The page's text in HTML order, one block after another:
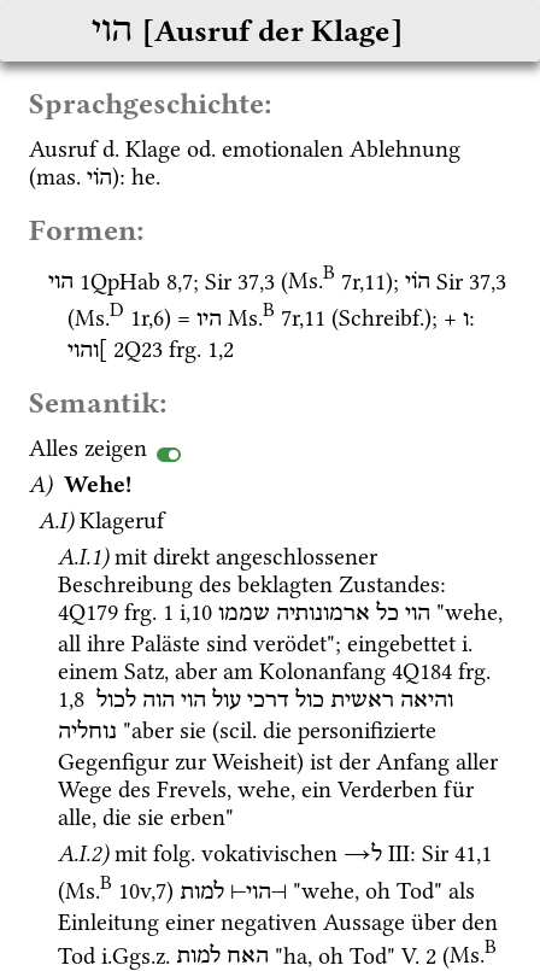
הוי [Ausruf der Klage]
Sprachgeschichte:
Ausruf d. Klage od. emotionalen Ablehnung
(mas. הֹוי): he.
Formen:
הוי 1QpHab 8,7; Sir 37,3 (Ms.B 7r,11); הוֹי Sir 37,3
(Ms.D 1r,6) = היו Ms.B 7r,11 (Schreibf.); + ו
]והוי 2Q23 frg. 1,2
Semantik:
Alles zeigen
A) Wehe!
A.I)Klageruf
A.I.1)mit direkt angeschlossener
Beschreibung des beklagten Zustandes
4Q179 frg. 1 i,10 הוי כל ארמונותיה שממו
"wehe,
all ihre Paläste sind verödet"; eingebettet i.
einem Satz, aber am Kolonanfang 4Q184 frg.
1,8 והיאה ראשית כול דרכי עול הוי הוה לכול
נוחליה "aber sie (scil. die personifizierte
Gegenfigur zur Weisheit) ist der Anfang aller
Wege des Frevels, wehe, ein Verderben für
alle, die sie erben"
A.I.2)mit folg. vokativischen →ל ‎ III: Sir 41,1
(Ms.B 10v,7) ⊢הוי⊣ למות
"wehe, oh Tod" als
Einleitung einer negativen Aussage über den
Tod i.Ggs.z. האח למות "ha, oh Tod" V. 2 (Ms.B